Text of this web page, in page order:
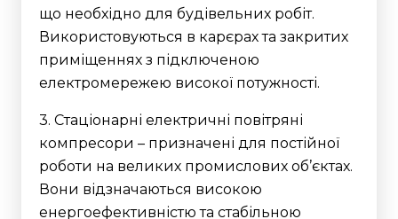
що необхідно для будівельних робіт.
Використовуються в карєрах та закритих
приміщеннях з підключеною
електромережею високої потужності.
3. Стаціонарні електричні повітряні
компресори – призначені для постійної
роботи на великих промислових об’єктах.
Вони відзначаються високою
енергоефективністю та стабільною